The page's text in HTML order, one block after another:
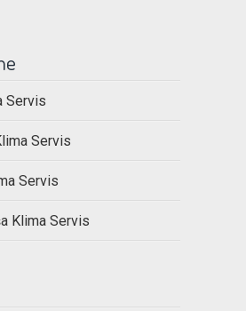
Servis
Servis
Servis
Klima Servis